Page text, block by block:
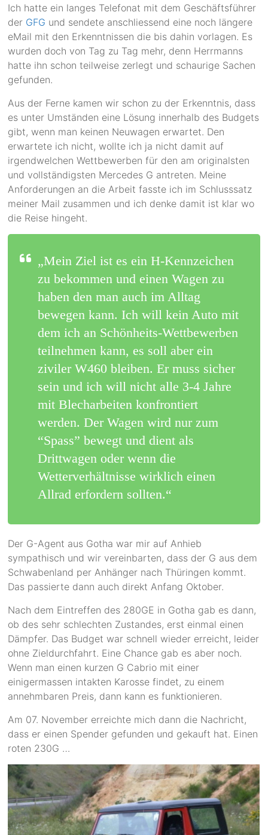
Ich hatte ein langes Telefonat mit dem Geschäftsführer
der GFG und sendete anschliessend eine noch längere
eMail mit den Erkenntnissen die bis dahin vorlagen. Es
wurden doch von Tag zu Tag mehr, denn Herrmanns
hatte ihn schon teilweise zerlegt und schaurige Sachen
gefunden.
Aus der Ferne kamen wir schon zu der Erkenntnis, dass
es unter Umständen eine Lösung innerhalb des Budgets
gibt, wenn man keinen Neuwagen erwartet. Den
erwartete ich nicht, wollte ich ja nicht damit auf
irgendwelchen Wettbewerben für den am originalsten
und vollständigsten Mercedes G antreten. Meine
Anforderungen an die Arbeit fasste ich im Schlusssatz
meiner Mail zusammen und ich denke damit ist klar wo
die Reise hingeht.
„Mein Ziel ist es ein H-Kennzeichen
zu bekommen und einen Wagen zu
haben den man auch im Alltag
bewegen kann. Ich will kein Auto mit
dem ich an Schönheits-Wettbewerben
teilnehmen kann, es soll aber ein
ziviler W460 bleiben. Er muss sicher
sein und ich will nicht alle 3-4 Jahre
mit Blecharbeiten konfrontiert
werden. Der Wagen wird nur zum
“Spass” bewegt und dient als
Drittwagen oder wenn die
Wetterverhältnisse wirklich einen
Allrad erfordern sollten.“
Der G-Agent aus Gotha war mir auf Anhieb
sympathisch und wir vereinbarten, dass der G aus dem
Schwabenland per Anhänger nach Thüringen kommt.
Das passierte dann auch direkt Anfang Oktober.
Nach dem Eintreffen des 280GE in Gotha gab es dann,
ob des sehr schlechten Zustandes, erst einmal einen
Dämpfer. Das Budget war schnell wieder erreicht, leider
ohne Zieldurchfahrt. Eine Chance gab es aber noch.
Wenn man einen kurzen G Cabrio mit einer
einigermassen intakten Karosse findet, zu einem
annehmbaren Preis, dann kann es funktionieren.
Am 07. November erreichte mich dann die Nachricht,
dass er einen Spender gefunden und gekauft hat. Einen
roten 230G …